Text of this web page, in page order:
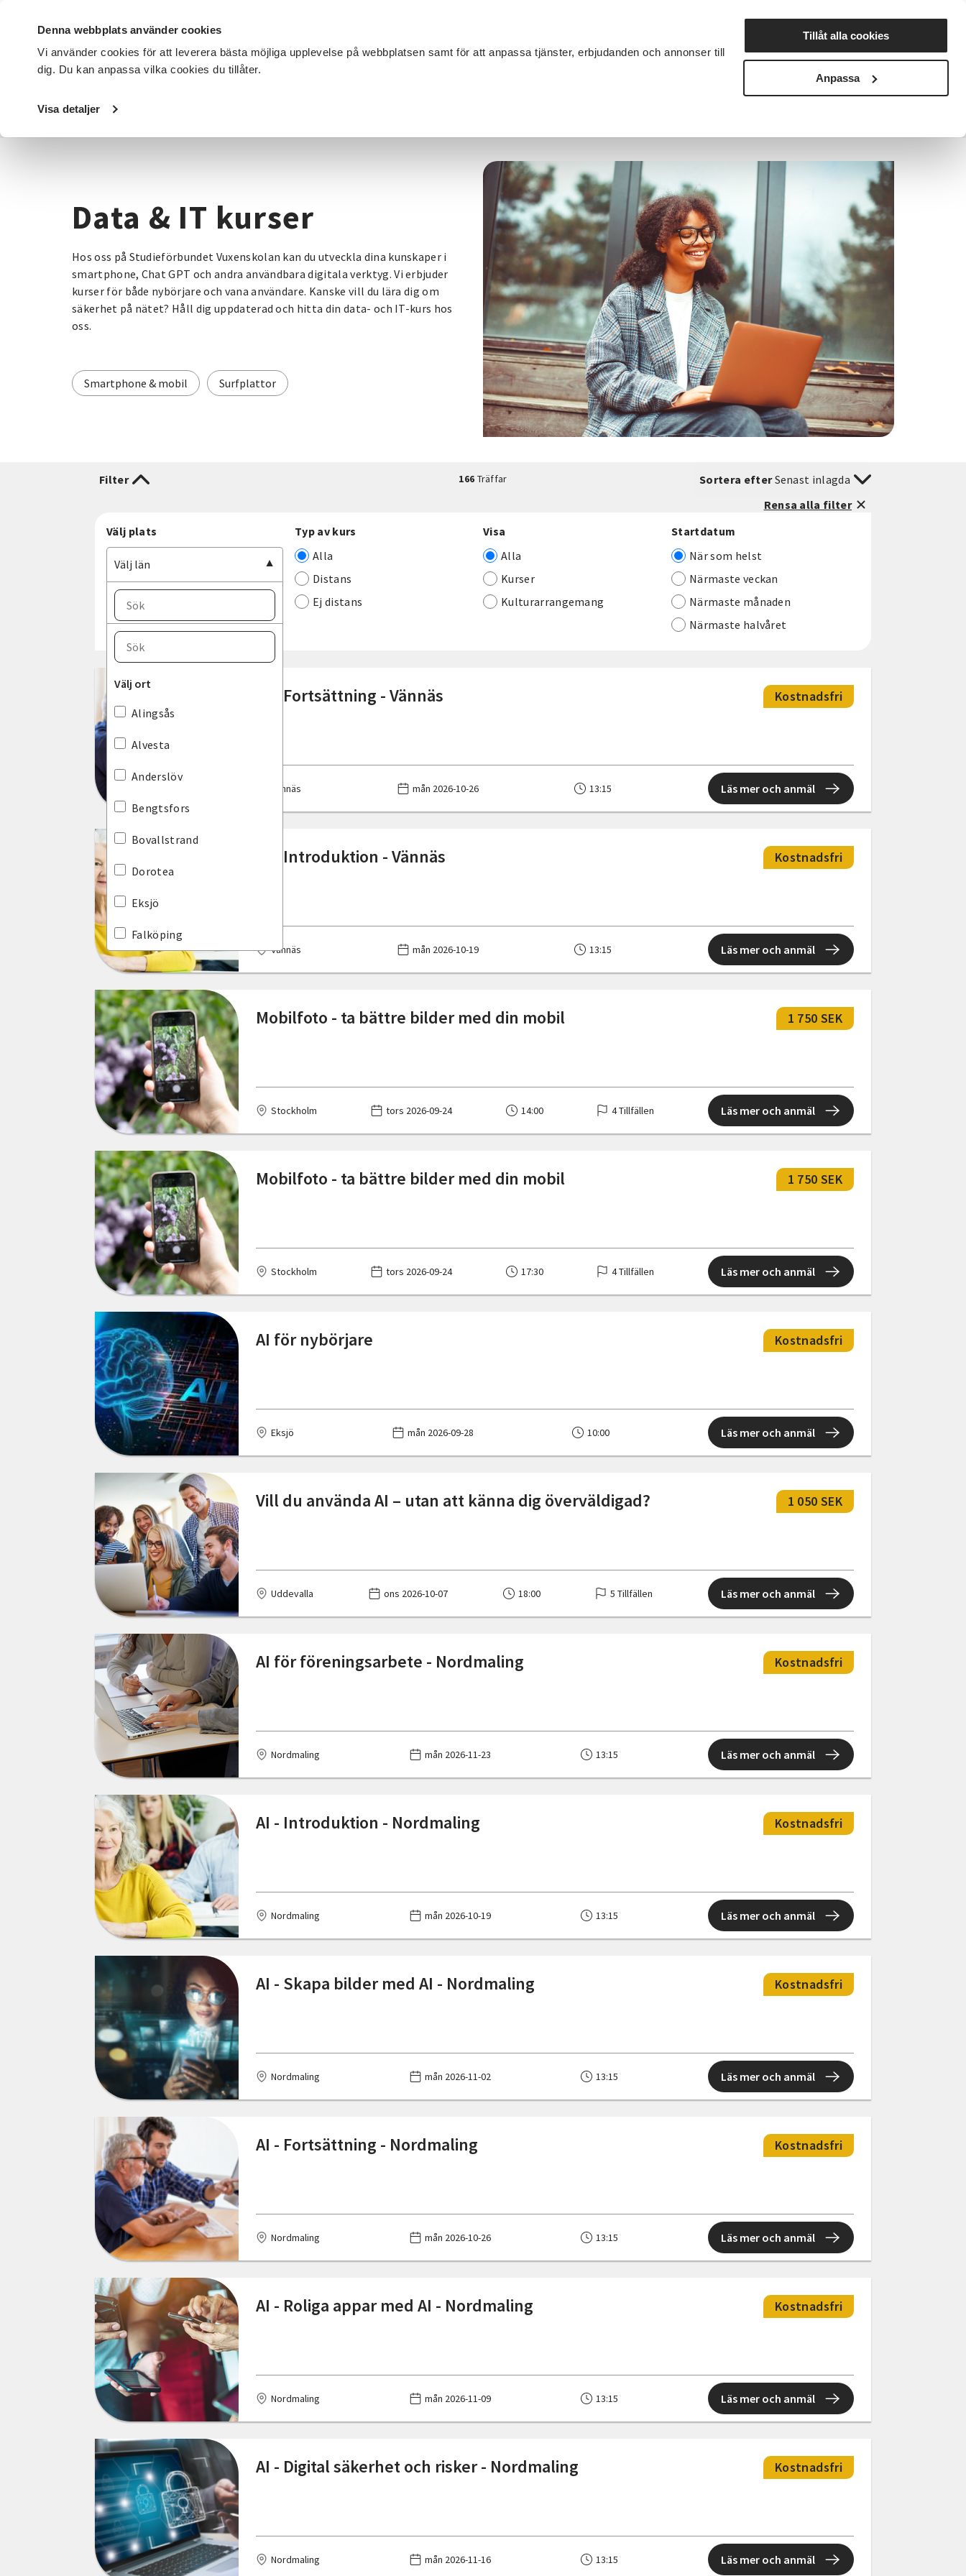
Denna webbplats använder cookies
Vi använder cookies för att leverera bästa möjliga upplevelse på webbplatsen samt för att anpassa tjänster, erbjudanden och annonser till
dig. Du kan anpassa vilka cookies du tillåter.
Visa detaljer
Tillåt alla cookies
Anpassa
DET HÄR GÖR VI FÖR DIG SOM SÖK KURSER OCH EVENEMANG Nyheter Avdelningar
Startsida / Kurser och evenemang
Data & IT kurser
Hos oss på Studieförbundet Vuxenskolan kan du utveckla dina kunskaper i
smartphone, Chat GPT och andra användbara digitala verktyg. Vi erbjuder
kurser för både nybörjare och vana användare. Kanske vill du lära dig om
säkerhet på nätet? Håll dig uppdaterad och hitta din data- och IT-kurs hos
oss.
Smartphone & mobil Surfplattor
Filter 166 Träffar Sortera efterSenast inlagda
Rensa alla filter
Välj plats
Välj län
Välj län
Norrbottens län
Skåne län
Stockholms län
Södermanlands län
Uppsala län
Värmlands län
Västernorrlands län
Västmanlands län
Västra Götalands län
Örebro län
Välj ort
Välj ort
Alingsås
Alvesta
Anderslöv
Bengtsfors
Bovallstrand
Dorotea
Eksjö
Falköping
Gävle
Göteborg
Halmstad
Haparanda
Hedekas
Hultsfred
Hyltebruk
Hällevadsholm
Jönköping
Karlshamn
Karlstad
Kungshamn
Laholm
Lindome
Linköping
Malmö
Markaryd
Mellerud
Mora
Munkedal
Mönsterås
Norrköping
Nässjö
Oskarshamn
Robertsfors
Skövde
Stockholm
Svängsta
Tranås
Uddevalla
Umeå
Vilhelmina
Vimmerby
Vännäs
Växjö
Åmål
Åsele
Älmhult
Östersund
Typ av kurs
Alla
Distans
Ej distans
Visa
Alla
Kurser
Kulturarrangemang
Startdatum
När som helst
Närmaste veckan
Närmaste månaden
Närmaste halvåret
AI - Fortsättning - Vännäs Kostnadsfri
Vännäs mån 2026-10-26 13:15 Läs mer och anmäl
AI - Introduktion - Vännäs Kostnadsfri
Vännäs mån 2026-10-19 13:15 Läs mer och anmäl
Mobilfoto - ta bättre bilder med din mobil 1 750 SEK
Stockholm tors 2026-09-24 14:00 4 Tillfällen Läs mer och anmäl
Mobilfoto - ta bättre bilder med din mobil 1 750 SEK
Stockholm tors 2026-09-24 17:30 4 Tillfällen Läs mer och anmäl
AI för nybörjare Kostnadsfri
Eksjö mån 2026-09-28 10:00 Läs mer och anmäl
Vill du använda AI – utan att känna dig överväldigad? 1 050 SEK
Uddevalla ons 2026-10-07 18:00 5 Tillfällen Läs mer och anmäl
AI för föreningsarbete - Nordmaling Kostnadsfri
Nordmaling mån 2026-11-23 13:15 Läs mer och anmäl
AI - Introduktion - Nordmaling Kostnadsfri
Nordmaling mån 2026-10-19 13:15 Läs mer och anmäl
AI - Skapa bilder med AI - Nordmaling Kostnadsfri
Nordmaling mån 2026-11-02 13:15 Läs mer och anmäl
AI - Fortsättning - Nordmaling Kostnadsfri
Nordmaling mån 2026-10-26 13:15 Läs mer och anmäl
AI - Roliga appar med AI - Nordmaling Kostnadsfri
Nordmaling mån 2026-11-09 13:15 Läs mer och anmäl
AI - Digital säkerhet och risker - Nordmaling Kostnadsfri
Nordmaling mån 2026-11-16 13:15 Läs mer och anmäl